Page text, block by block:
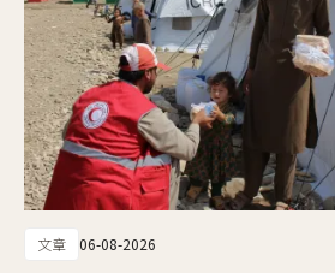
文章 06-08-2026